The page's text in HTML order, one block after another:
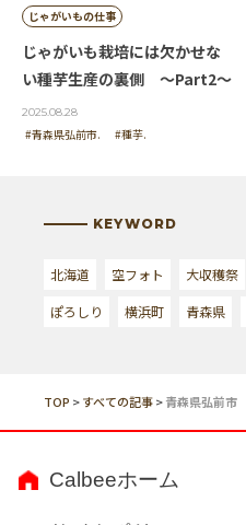
じゃがいもの仕事
じゃがいも栽培には欠かせな
い種芋生産の裏側 ～Part2～
2025.08.28
#青森県弘前市. #種芋.
KEYWORD
北海道 空フォト 大収穫祭
ぽろしり
横浜町 青森県
TOP >すべての記事>青森県弘前市
Calbeeホーム